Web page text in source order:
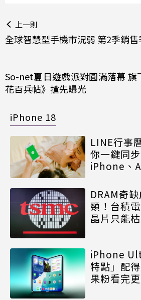
上一則
全球智慧型手機市況弱 第2季銷
So-net夏日遊戲派對圓滿落幕 旗
花百兵帖》搶先曝光
iPhone 18
LINE行事
你一鍵同
iPhone、
DRAM奇
頸！台積
晶片只能
iPhone
特點」配
果粉看完